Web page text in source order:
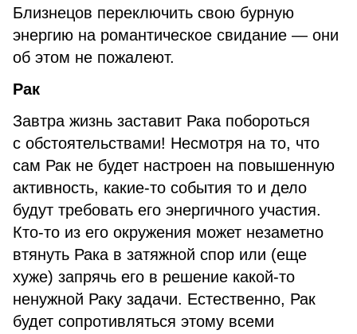
Близнецов переключить свою бурную
энергию на романтическое свидание — они
об этом не пожалеют.
Рак
Завтра жизнь заставит Рака побороться
с обстоятельствами! Несмотря на то, что
сам Рак не будет настроен на повышенную
активность, какие-то события то и дело
будут требовать его энергичного участия.
Кто-то из его окружения может незаметно
втянуть Рака в затяжной спор или (еще
хуже) запрячь его в решение какой-то
ненужной Раку задачи. Естественно, Рак
будет сопротивляться этому всеми